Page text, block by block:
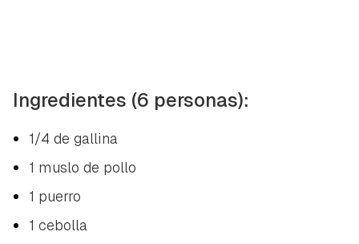
Ingredientes (6 personas):
1/4 de gallina
1 muslo de pollo
1 puerro
1 cebolla